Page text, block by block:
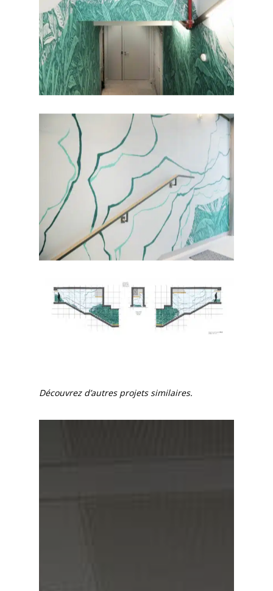
Découvrez d’autres projets similaires.